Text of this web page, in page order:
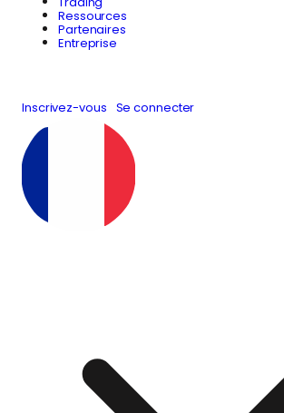
Ressources
Partenaires
Entreprise
Inscrivez-vous Se connecter